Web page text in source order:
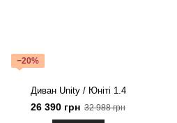
−20%
Диван Unity / Юніті 1.4
26 390 грн 32 988 грн